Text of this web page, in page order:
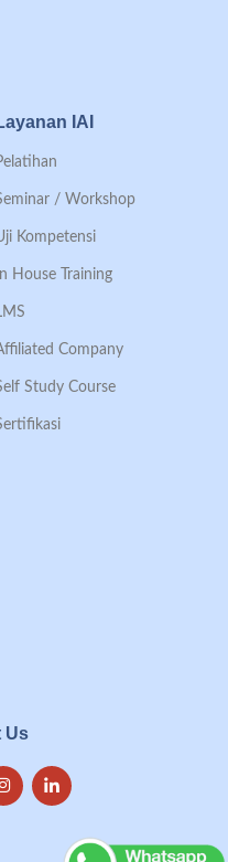
IAI
/ Workshop
Kompetensi
In House Training
Company
Study Course
Us